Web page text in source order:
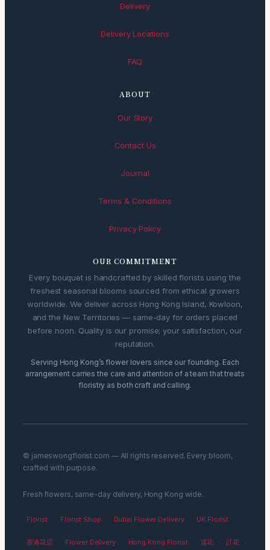
Delivery
Delivery Locations
FAQ
ABOUT
Our Story
Contact Us
Journal
Terms & Conditions
Privacy Policy
OUR COMMITMENT
Every bouquet is handcrafted by skilled florists using the
freshest seasonal blooms sourced from ethical growers
worldwide. We deliver across Hong Kong Island, Kowloon,
and the New Territories — same-day for orders placed
before noon. Quality is our promise; your satisfaction, our
reputation.
Serving Hong Kong’s flower lovers since our founding. Each
arrangement carries the care and attention of a team that treats
floristry as both craft and calling.
© jameswongflorist.com — All rights reserved. Every bloom,
crafted with purpose.
Fresh flowers, same-day delivery, Hong Kong wide.
Florist · Florist Shop · Dubai Flower Delivery · UK Florist ·
香港花店 · Flower Delivery · Hong Kong Florist · 送花 · 訂花 ·